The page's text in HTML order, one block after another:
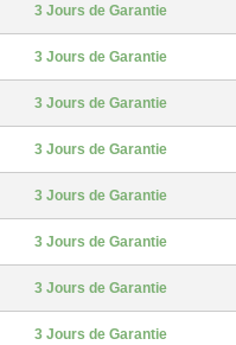
3 Jours de Garantie
3 Jours de Garantie
3 Jours de Garantie
3 Jours de Garantie
3 Jours de Garantie
3 Jours de Garantie
3 Jours de Garantie
3 Jours de Garantie